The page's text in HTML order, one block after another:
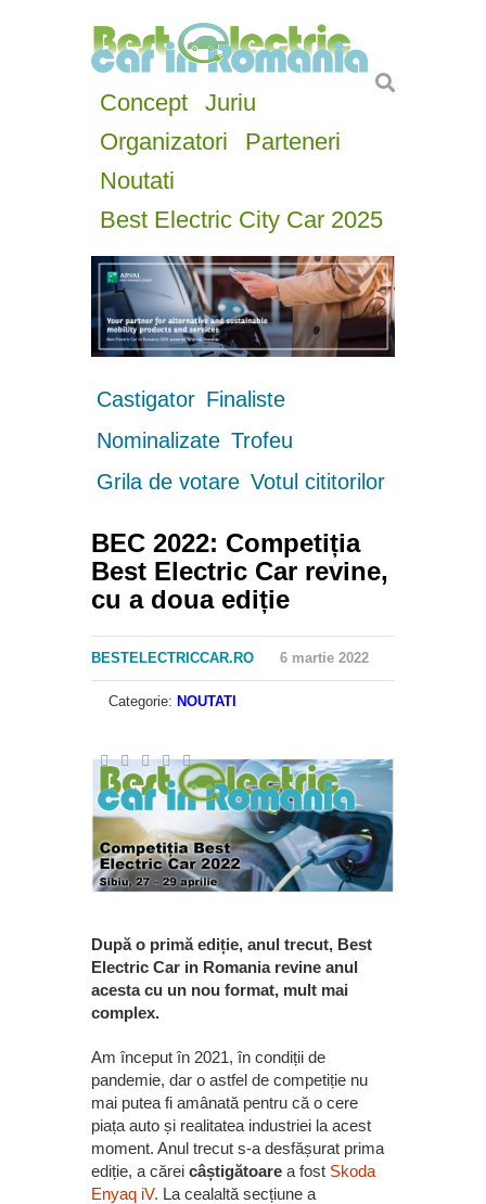
Concept
Juriu
Organizatori
Parteneri
Noutati
Best Electric City Car 2025
Castigator Finaliste
Nominalizate Trofeu
Grila de votare Votul cititorilor
BEC 2022: Competiția
Best Electric Car revine,
cu a doua ediție
BESTELECTRICCAR.RO 6 martie 2022
Categorie: NOUTATI
După o primă ediție, anul trecut, Best
Electric Car in Romania revine anul
acesta cu un nou format, mult mai
complex.
Am început în 2021, în condiții de
pandemie, dar o astfel de competiție nu
mai putea fi amânată pentru că o cere
piața auto și realitatea industriei la acest
moment. Anul trecut s-a desfășurat prima
ediție, a cărei câștigătoare a fost Skoda
Enyaq iV. La cealaltă secțiune a